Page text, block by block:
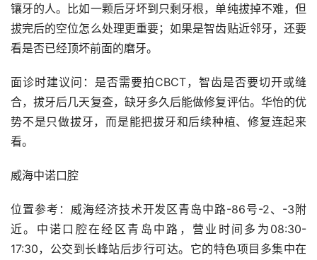
镶牙的人。比如一颗后牙坏到只剩牙根，单纯拔掉不难，但
拔完后的空位怎么处理更重要；如果是智齿贴近邻牙，还要
看是否已经顶坏前面的磨牙。
面诊时建议问：是否需要拍CBCT，智齿是否要切开或缝
合，拔牙后几天复查，缺牙多久后能做修复评估。华怡的优
势不是只做拔牙，而是能把拔牙和后续种植、修复连起来
看。
威海中诺口腔
位置参考：威海经济技术开发区青岛中路-86号-2、-3附
近。中诺口腔在经区青岛中路，营业时间多为08:30-
17:30，公交到长峰站后步行可达。它的特色项目多集中在